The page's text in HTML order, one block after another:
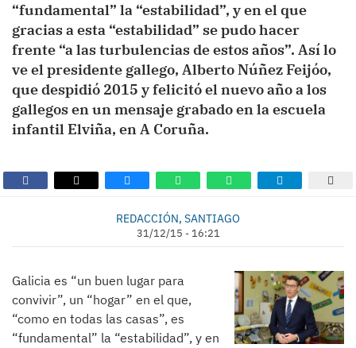
“fundamental” la “estabilidad”, y en el que
gracias a esta “estabilidad” se pudo hacer
frente “a las turbulencias de estos años”. Así lo
ve el presidente gallego, Alberto Núñez Feijóo,
que despidió 2015 y felicitó el nuevo año a los
gallegos en un mensaje grabado en la escuela
infantil Elviña, en A Coruña.
REDACCIÓN, SANTIAGO
31/12/15 - 16:21
Galicia es “un buen lugar para
convivir”, un “hogar” en el que,
“como en todas las casas”, es
“fundamental” la “estabilidad”, y en